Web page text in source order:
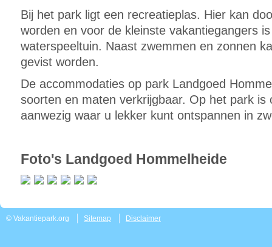
Bij het park ligt een recreatieplas. Hier kan
worden en voor de kleinste vakantiegangers
waterspeeltuin. Naast zwemmen en zonnen
gevist worden.
De accommodaties op park Landgoed
soorten en maten verkrijgbaar. Op het park is
aanwezig waar u lekker kunt ontspannen in
Foto's Landgoed Hommelheide
© Vakantiepark.org Sitemap Disclaimer